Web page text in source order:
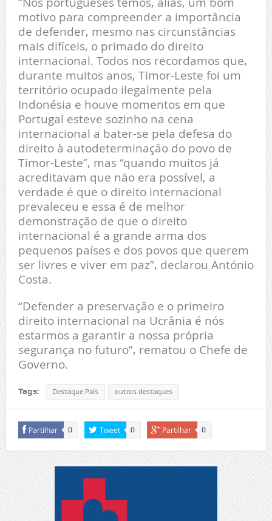
motivo para compreender a importância
de defender, mesmo nas circunstâncias
mais difíceis, o primado do direito
internacional. Todos nos recordamos que,
durante muitos anos, Timor-Leste foi um
território ocupado ilegalmente pela
Indonésia e houve momentos em que
Portugal esteve sozinho na cena
internacional a bater-se pela defesa do
direito à autodeterminação do povo de
Timor-Leste”, mas “quando muitos já
acreditavam que não era possível, a
verdade é que o direito internacional
prevaleceu e essa é de melhor
demonstração de que o direito
internacional é a grande arma dos
pequenos países e dos povos que querem
ser livres e viver em paz”, declarou António
Costa.
“Defender a preservação e o primeiro
direito internacional na Ucrânia é nós
estarmos a garantir a nossa própria
segurança no futuro”, rematou o Chefe de
Governo.
Tags: Destaque País outros destaques
Partilhar 0 Tweet 0 Partilhar 0